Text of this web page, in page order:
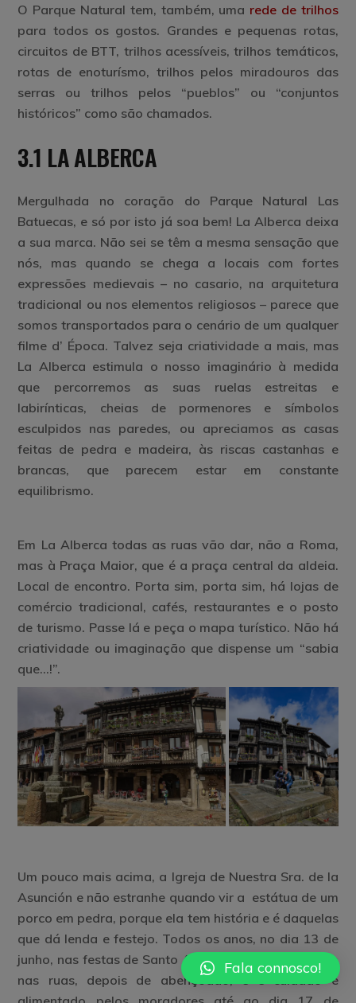
O Parque Natural tem, também, uma rede de trilhos
para todos os gostos. Grandes e pequenas rotas,
circuitos de BTT, trilhos acessíveis, trilhos temáticos,
rotas de enoturísmo, trilhos pelos miradouros das
serras ou trilhos pelos “pueblos” ou “conjuntos
históricos” como são chamados.
3.1 LA ALBERCA
Mergulhada no coração do Parque Natural Las
Batuecas, e só por isto já soa bem! La Alberca deixa
a sua marca. Não sei se têm a mesma sensação que
nós, mas quando se chega a locais com fortes
expressões medievais – no casario, na arquitetura
tradicional ou nos elementos religiosos – parece que
somos transportados para o cenário de um qualquer
filme d’ Época. Talvez seja criatividade a mais, mas
La Alberca estimula o nosso imaginário à medida
que percorremos as suas ruelas estreitas e
labirínticas, cheias de pormenores e símbolos
esculpidos nas paredes, ou apreciamos as casas
feitas de pedra e madeira, às riscas castanhas e
brancas, que parecem estar em constante
equilibrismo.
Em La Alberca todas as ruas vão dar, não a Roma,
mas à Praça Maior, que é a praça central da aldeia.
Local de encontro. Porta sim, porta sim, há lojas de
comércio tradicional, cafés, restaurantes e o posto
de turismo. Passe lá e peça o mapa turístico. Não há
criatividade ou imaginação que dispense um “sabia
que…!”.
Um pouco mais acima, a Igreja de Nuestra Sra. de la
Asunción e não estranhe quando vir a estátua de um
porco em pedra, porque ela tem história e é daquelas
que dá lenda e festejo. Todos os anos, no dia 13 de
junho, nas festas de Santo Antonio, um porco é solto
nas ruas, depois de abençoado, e é cuidado e
Fala connosco!